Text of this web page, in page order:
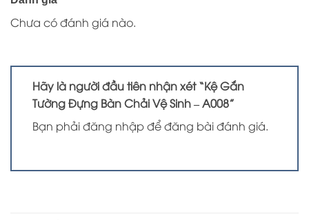
Chưa có đánh giá nào.
Hãy là người đầu tiên nhận xét “Kệ Gắn
Tường Đựng Bàn Chải Vệ Sinh – A008”
Bạn phảiđăng nhậpđể đăng bài đánh giá.